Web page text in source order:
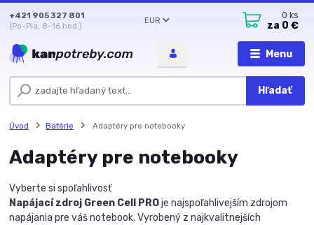
Menu
EUR
Hľadať
+421 905 327 801
(Po-Pia, 8-16 hod.)
0 ks
za 0 €
Úvod Batérie Adaptéry pre notebooky
Adaptéry pre notebooky
Vyberte si spoľahlivosť
Napájací zdroj Green Cell PROje najspoľahlivejším zdrojom
napájania pre váš notebook. Vyrobený z najkvalitnejších